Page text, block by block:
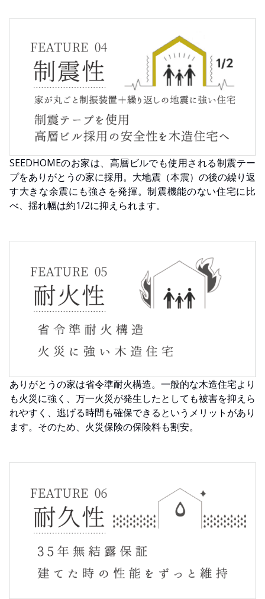
SEEDHOMEのお家は、高層ビルでも使用される制震テー
プをありがとうの家に採用。大地震（本震）の後の繰り返
す大きな余震にも強さを発揮。制震機能のない住宅に比
べ、揺れ幅は約1/2に抑えられます。
ありがとうの家は省令準耐火構造。一般的な木造住宅より
も火災に強く、万一火災が発生したとしても被害を抑えら
れやすく、逃げる時間も確保できるというメリットがあり
ます。そのため、火災保険の保険料も割安。